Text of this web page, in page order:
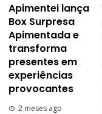
Apimentei lança
Box Surpresa
Apimentada e
transforma
presentes em
experiências
provocantes
2 meses ago